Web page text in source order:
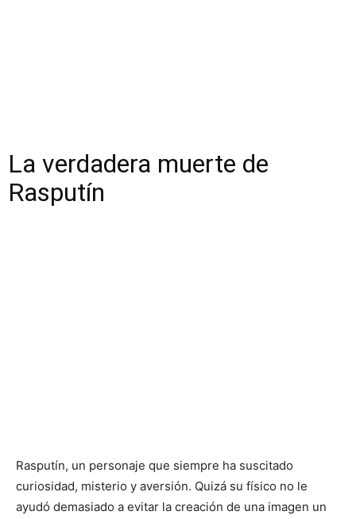
La verdadera muerte de
Rasputín
Rasputín, un personaje que siempre ha suscitado
curiosidad, misterio y aversión. Quizá su físico no le
ayudó demasiado a evitar la creación de una imagen un